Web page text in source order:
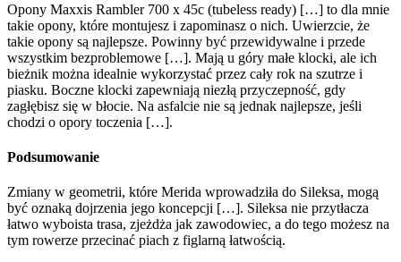
Opony Maxxis Rambler 700 x 45c (tubeless ready) […] to dla mnie
takie opony, które montujesz i zapominasz o nich. Uwierzcie, że
takie opony są najlepsze. Powinny być przewidywalne i przede
wszystkim bezproblemowe […]. Mają u góry małe klocki, ale ich
bieżnik można idealnie wykorzystać przez cały rok na szutrze i
piasku. Boczne klocki zapewniają niezłą przyczepność, gdy
zagłębisz się w błocie. Na asfalcie nie są jednak najlepsze, jeśli
chodzi o opory toczenia […].
Podsumowanie
Zmiany w geometrii, które Merida wprowadziła do Sileksa, mogą
być oznaką dojrzenia jego koncepcji […]. Sileksa nie przytłacza
łatwo wyboista trasa, zjeżdża jak zawodowiec, a do tego możesz na
tym rowerze przecinać piach z figlarną łatwością.